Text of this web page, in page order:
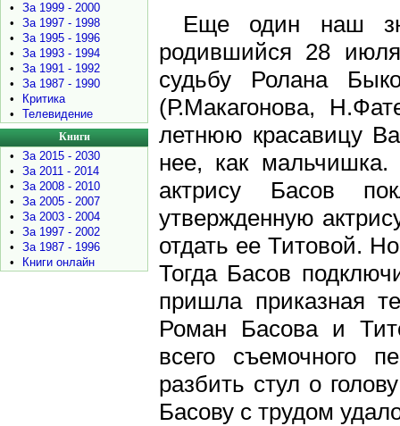
•
За 1999 - 2000
•
За 1997 - 1998
•
За 1995 - 1996
•
За 1993 - 1994
•
За 1991 - 1992
•
За 1987 - 1990
•
Критика
•
Телевидение
Книги
•
За 2015 - 2030
•
За 2011 - 2014
•
За 2008 - 2010
•
За 2005 - 2007
•
За 2003 - 2004
•
За 1997 - 2002
•
За 1987 - 1996
•
Книги онлайн
Еще один наш
родившийся 28
судьбу Ролана
(Р.Макагонова,
летнюю красавицу
нее, как
актрису Басов
утвержденную
отдать ее Титовой.
Тогда Басов
пришла приказная
Роман Басова и
всего съемочного
разбить стул о
Басову с трудом